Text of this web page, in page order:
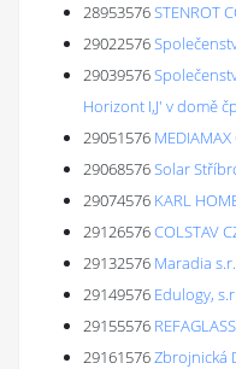
28953576STENROT
29022576
29039576
Horizont I,J' v domě
29051576 MEDIAMAX
29068576Solar
29074576 KARL
29126576COLSTAV
29132576 Maradia
29149576 Edulogy,
29155576
29161576Zbrojnická